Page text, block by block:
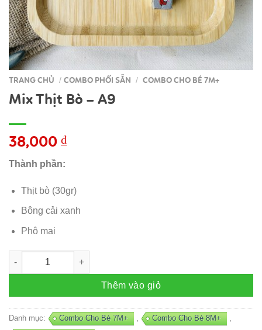
TRANG CHỦ / COMBO PHỐI SẴN / COMBO CHO BÉ 7M+
Mix Thịt Bò – A9
38,000 ₫
Thành phần:
Thịt bò (30gr)
Bông cải xanh
Phô mai
Mix Thịt Bò - A9 số lượng
Thêm vào giỏ
Danh mục: Combo Cho Bé 7M+ , Combo Cho Bé 8M+
,